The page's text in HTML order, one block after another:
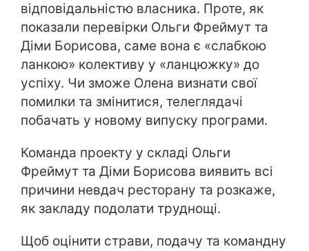
відповідальністю власника. Проте, як
показали перевірки Ольги Фреймут та
Діми Борисова, саме вона є «слабкою
ланкою» колективу у «ланцюжку» до
успіху. Чи зможе Олена визнати свої
помилки та змінитися, телеглядачі
побачать у новому випуску програми.
Команда проекту у складі Ольги
Фреймут та Діми Борисова виявить всі
причини невдач ресторану та розкаже,
як закладу подолати труднощі.
Щоб оцінити страви, подачу та командну